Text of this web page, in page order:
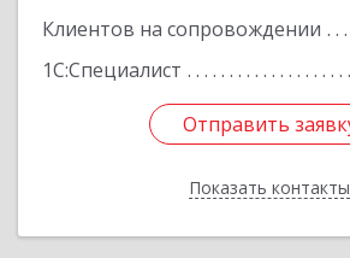
Клиентов на сопровождении
1С:Специалист
Отправить
Показать контакты
Отправить
Назад